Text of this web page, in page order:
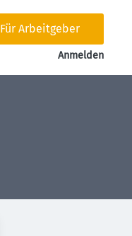
Für Arbeitgeber
Anmelden